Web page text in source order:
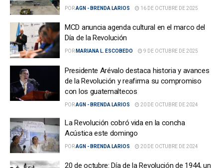
PORAGN - BRENDA LARIOS 16 DE OCTUBRE DE 2025
MCD anuncia agenda cultural en el marco del
Día de la Revolución
POR MARIANA L. ESCOBEDO 9 DE OCTUBRE DE 2025
Presidente Arévalo destaca historia y avances
de la Revolución y reafirma su compromiso
con los guatemaltecos
PORAGN - BRENDA LARIOS 20 DE OCTUBRE DE 2024
La Revolución cobró vida en la concha
Acústica este domingo
PORAGN - BRENDA LARIOS 20 DE OCTUBRE DE 2024
20 de octubre: Día de la Revolución de 1944, un